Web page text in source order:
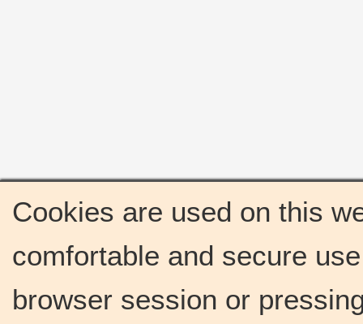
Cookies are used on this
comfortable and secure
browser session or